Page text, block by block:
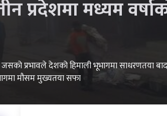
प्रदेशमा मध्यम
जसको प्रभावले देशको हिमाली भूभागमा साधरणतया
मौसम मुख्यतया सफा